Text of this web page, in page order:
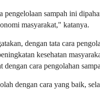
pengelolaan sampah ini
masyarakat," katanya.
dengan tata cara
kesehatan
dengan cara pengolahan
dengan cara yang baik,